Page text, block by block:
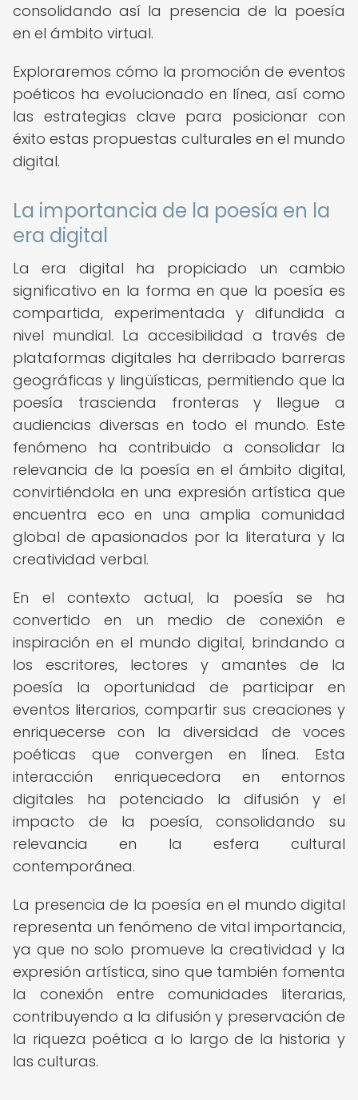
consolidando así la presencia de la poesía
en el ámbito virtual.
Exploraremos cómo la promoción de eventos
poéticos ha evolucionado en línea, así como
las estrategias clave para posicionar con
éxito estas propuestas culturales en el mundo
digital.
La importancia de la poesía en la
era digital
La era digital ha propiciado un cambio
significativo en la forma en que la poesía es
compartida, experimentada y difundida a
nivel mundial. La accesibilidad a través de
plataformas digitales ha derribado barreras
geográficas y lingüísticas, permitiendo que la
poesía trascienda fronteras y llegue a
audiencias diversas en todo el mundo. Este
fenómeno ha contribuido a consolidar la
relevancia de la poesía en el ámbito digital,
convirtiéndola en una expresión artística que
encuentra eco en una amplia comunidad
global de apasionados por la literatura y la
creatividad verbal.
En el contexto actual, la poesía se ha
convertido en un medio de conexión e
inspiración en el mundo digital, brindando a
los escritores, lectores y amantes de la
poesía la oportunidad de participar en
eventos literarios, compartir sus creaciones y
enriquecerse con la diversidad de voces
poéticas que convergen en línea. Esta
interacción enriquecedora en entornos
digitales ha potenciado la difusión y el
impacto de la poesía, consolidando su
relevancia en la esfera cultural
contemporánea.
La presencia de la poesía en el mundo digital
representa un fenómeno de vital importancia,
ya que no solo promueve la creatividad y la
expresión artística, sino que también fomenta
la conexión entre comunidades literarias,
contribuyendo a la difusión y preservación de
la riqueza poética a lo largo de la historia y
las culturas.